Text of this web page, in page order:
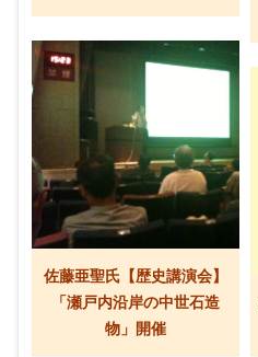
佐藤亜聖氏【歴史講演会】
「瀬戸内沿岸の中世石造
物」開催